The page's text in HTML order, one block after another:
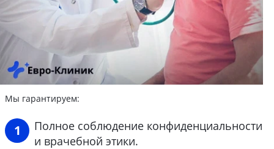
Мы гарантируем:
Полное соблюдение конфиденциальности
и врачебной этики.